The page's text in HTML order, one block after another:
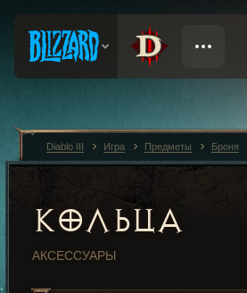
КОЛЬЦА
АКСЕССУАРЫ
Diablo III Игра Предметы Броня